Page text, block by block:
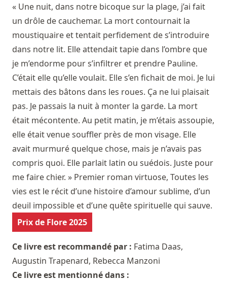
« Une nuit, dans notre bicoque sur la plage, j’ai fait
un drôle de cauchemar. La mort contournait la
moustiquaire et tentait perfidement de s’introduire
dans notre lit. Elle attendait tapie dans l’ombre que
je m’endorme pour s’infiltrer et prendre Pauline.
C’était elle qu’elle voulait. Elle s’en fichait de moi. Je lui
mettais des bâtons dans les roues. Ça ne lui plaisait
pas. Je passais la nuit à monter la garde. La mort
était mécontente. Au petit matin, je m’étais assoupie,
elle était venue souffler près de mon visage. Elle
avait murmuré quelque chose, mais je n’avais pas
compris quoi. Elle parlait latin ou suédois. Juste pour
me faire chier. » Premier roman virtuose, Toutes les
vies est le récit d’une histoire d’amour sublime, d’un
deuil impossible et d’une quête spirituelle qui sauve.
Prix de Flore 2025
Ce livre est recommandé par : Fatima Daas,
Augustin Trapenard, Rebecca Manzoni
Ce livre est mentionné dans :